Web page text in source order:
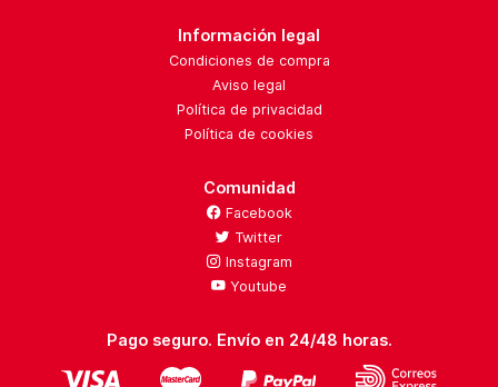
Información legal
Condiciones de compra
Aviso legal
Política de privacidad
Política de cookies
Comunidad
Facebook
Twitter
Instagram
Youtube
Pago seguro. Envío en 24/48 horas.